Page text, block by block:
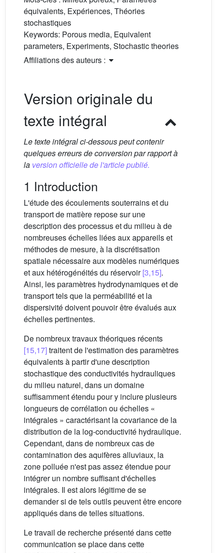
équivalents, Expériences, Théories
stochastiques
Keywords: Porous media, Equivalent
parameters, Experiments, Stochastic theories
Affiliations des auteurs :
Version originale du
texte intégral
Le texte intégral ci-dessous peut contenir
quelques erreurs de conversion par rapport à
la version officielle de l'article publié.
1 Introduction
L'étude des écoulements souterrains et du
transport de matière repose sur une
description des processus et du milieu à de
nombreuses échelles liées aux appareils et
méthodes de mesure, à la discrétisation
spatiale nécessaire aux modèles numériques
et aux hétérogénéités du réservoir[3,15].
Ainsi, les paramètres hydrodynamiques et de
transport tels que la perméabilité et la
dispersivité doivent pouvoir être évalués aux
échelles pertinentes.
De nombreux travaux théoriques récents
[15,17]traitent de l'estimation des paramètres
équivalents à partir d'une description
stochastique des conductivités hydrauliques
du milieu naturel, dans un domaine
suffisamment étendu pour y inclure plusieurs
longueurs de corrélation ou échelles «
intégrales » caractérisant la covariance de la
distribution de la log-conductivité hydraulique.
Cependant, dans de nombreux cas de
contamination des aquifères alluviaux, la
zone polluée n'est pas assez étendue pour
intégrer un nombre suffisant d'échelles
intégrales. Il est alors légitime de se
demander si de tels outils peuvent être encore
appliqués dans de telles situations.
Le travail de recherche présenté dans cette
communication se place dans cette